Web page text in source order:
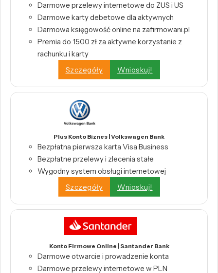
Darmowe przelewy internetowe do ZUS i US
Darmowe karty debetowe dla aktywnych
Darmowa księgowość online na zafirmowani.pl
Premia do 1500 zł za aktywne korzystanie z
rachunku i karty
Szczegóły
Wnioskuj!
Plus Konto Biznes | Volkswagen Bank
Bezpłatna pierwsza karta Visa Business
Bezpłatne przelewy i zlecenia stałe
Wygodny system obsługi internetowej
Szczegóły
Wnioskuj!
Konto Firmowe Online | Santander Bank
Darmowe otwarcie i prowadzenie konta
Darmowe przelewy internetowe w PLN